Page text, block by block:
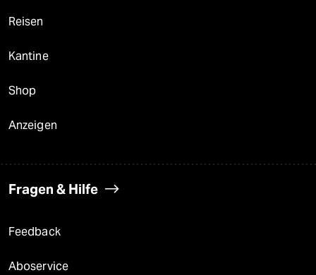
Reisen
Kantine
Shop
Anzeigen
Fragen & Hilfe
Feedback
Aboservice